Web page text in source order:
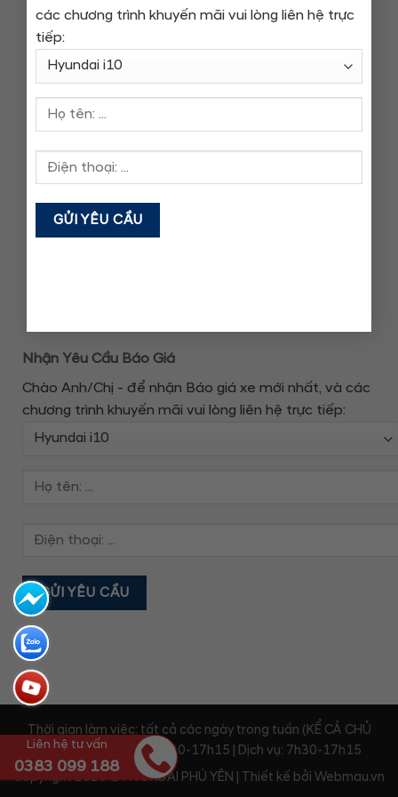
các chương trình khuyến mãi vui lòng liên hệ trực
tiếp:
Phòng Kinh Doanh
0383 099 188
Đại lý Hyundai lớn nhất Miền Trung
Tư vấn bán hàng chuyên nghiệp
Tư vấn tài chính trả góp
Nhận Yêu Cầu Báo Giá
Chào Anh/Chị - để nhận Báo giá xe mới nhất, và các
chương trình khuyến mãi vui lòng liên hệ trực tiếp:
Thời gian làm việc: tất cả các ngày trong tuần (KỂ CẢ CHỦ
NHẬT) | Kinh doanh: 7h30-17h15 | Dịch vụ: 7h30-17h15
Copyright 2026 © HYUNDAI PHÚ YÊN | Thiết kế bởi Webmau.vn
Liên hệ tư vấn
0383 099 188